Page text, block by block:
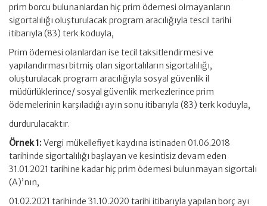
prim borcu bulunanlardan hiç prim ödemesi olmayanların
sigortalılığı oluşturulacak program aracılığıyla tescil tarihi
itibarıyla (83) terk koduyla,
Prim ödemesi olanlardan ise tecil taksitlendirmesi ve
yapılandırması bitmiş olan sigortalıların sigortalılığı,
oluşturulacak program aracılığıyla sosyal güvenlik il
müdürlüklerince/ sosyal güvenlik merkezlerince prim
ödemelerinin karşıladığı ayın sonu itibarıyla (83) terk koduyla,
durdurulacaktır.
Örnek 1:Vergi mükellefiyet kaydına istinaden 01.06.2018
tarihinde sigortalılığı başlayan ve kesintisiz devam eden
31.01.2021 tarihine kadar hiç prim ödemesi bulunmayan sigortalı
(A)’nın,
01.02.2021 tarihinde 31.10.2020 tarihi itibarıyla yapılan borç ayı